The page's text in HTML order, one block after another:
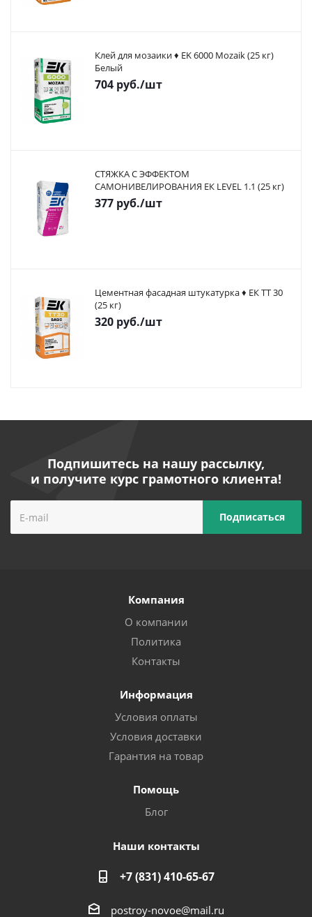
Клей для мозаики ♦ EK 6000 Mozaik (25 кг)
Белый
704 руб./шт
СТЯЖКА С ЭФФЕКТОМ
САМОНИВЕЛИРОВАНИЯ ЕК LEVEL 1.1 (25 кг)
377 руб./шт
Цементная фасадная штукатурка ♦ ЕК ТТ 30
(25 кг)
320 руб./шт
Подпишитесь на нашу рассылку,
и получите курс грамотного клиента!
Компания
О компании
Политика
Контакты
Информация
Условия оплаты
Условия доставки
Гарантия на товар
Помощь
Блог
Наши контакты
+7 (831) 410-65-67
postroy-novoe@mail.ru